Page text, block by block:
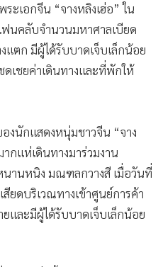
ะเอกจีน “จางหลิงเฮ่อ” ใน
นคลับจำนวนมหาศาลเบียด
แตก มีผู้ได้รับบาดเจ็บเล็กน้อย
เชยค่าเดินทางและที่พักให้
งนักแสดงหนุ่มชาวจีน “จาง
กแห่เดินทางมาร่วมงาน
นานหนิง มณฑลกวางสี เมื่อวันที่
ยดบริเวณทางเข้าศูนย์การค้า
และมีผู้ได้รับบาดเจ็บเล็กน้อย